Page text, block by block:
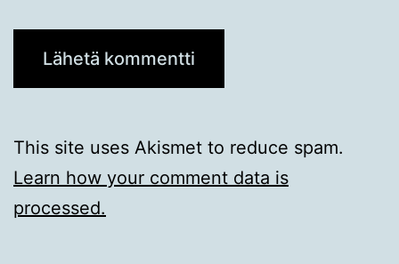
This site uses Akismet to reduce spam.
Learn how your comment data is
processed.